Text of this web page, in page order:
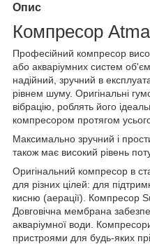
Опис
Компресор
Професійний компресор
або акваріумних систем
надійний, зручний в
рівнем шуму. Оригінальні
вібрацію, роблять його
компресором протягом усього
Максимально зручний і
також має високий рівень
Оригінальний компресор в
для різних цілей: для
кисню (аерації). Компресор
Довговічна мембрана
акваріумної води.
пристроями для будь-яких